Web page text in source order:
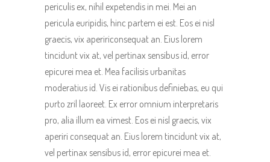
periculis ex, nihil expetendis in mei. Mei an
pericula euripidis, hinc partem ei est. Eos ei nisl
graecis, vix apeririconsequat an. Eius lorem
tincidunt vix at, vel pertinax sensibus id, error
epicurei mea et. Mea facilisis urbanitas
moderatius id. Vis ei rationibus definiebas, eu qui
purto zril laoreet. Ex error omnium interpretaris
pro, alia illum ea vimest. Eos ei nisl graecis, vix
aperiri consequat an. Eius lorem tincidunt vix at,
vel pertinax sensibus id, error epicurei mea et.